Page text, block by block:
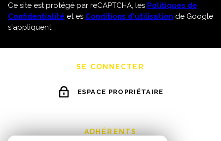
Ce site est protégé par reCAPTCHA, les Politiques de
Confidentialité et es Conditions d'utilisation de Google
s'appliquent.
SE CONNECTER
ESPACE PROPRIÉTAIRE
ADHÉRENTS